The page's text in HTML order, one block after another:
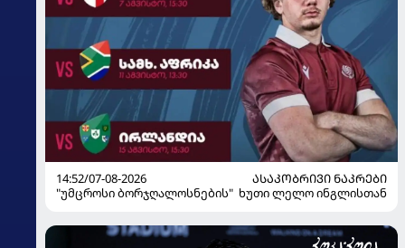
14:52/07-08-2026
ᲐᲡᲐᲙᲝᲑᲠᲘᲕᲘ ᲜᲐᲙᲠᲔᲑᲘ
"უმცროსი ბორჯღალოსნების" ხუთი ლელო ინგლისთან